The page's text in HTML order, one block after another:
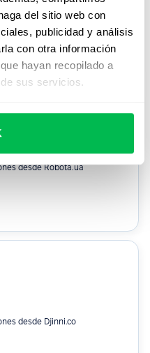
del sitio web con
publicidad y análisis
con otra información
hayan recopilado a
sus servicios.
desde Work.ua
desde Robota.ua
desde Djinni.co